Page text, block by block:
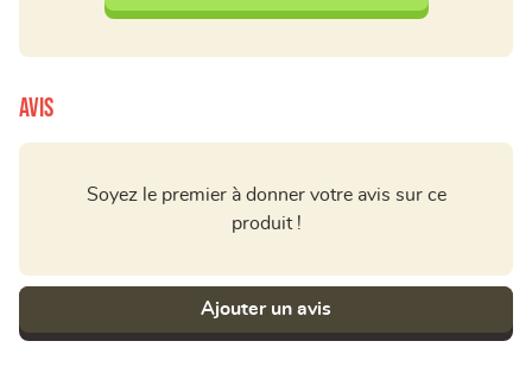
Avis
Soyez le premier à donner votre avis sur ce
produit !
Ajouter un avis